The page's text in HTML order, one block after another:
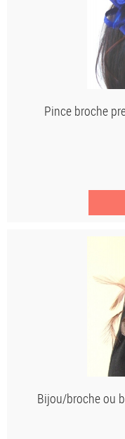
Pince broche
Bijou/broche ou